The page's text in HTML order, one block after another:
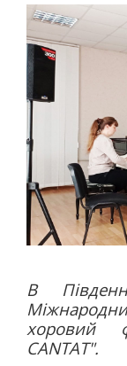
АВТО
МОТО
АВІАСПОРТ
ВЕЛОСПОРТ
СТРІЛЬБА КУЛЬОВА
СТРІЛЬБА З ЛУКА
ФЕХТУВАННЯ
СУДНОМОДЕЛІЗМ
СИЛОВІ ВИДИ
ВАЖКА АТЛЕТИКА
ГИРЬОВИЙ СПОРТ
ЄДИНОБОРСТВА
ТХЕКВОНДО
В
хоровий
CANTAT".